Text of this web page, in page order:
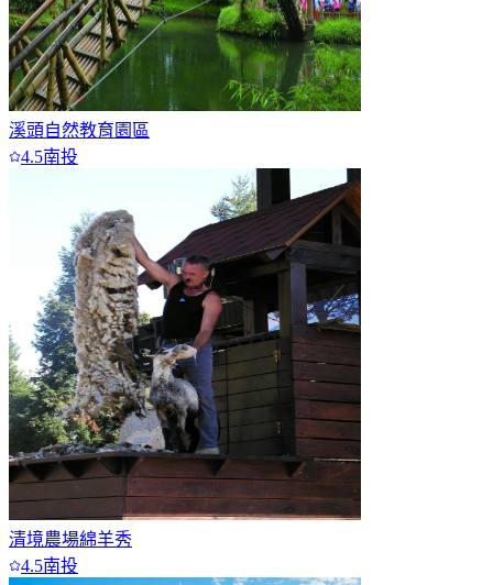
溪頭自然教育園區
4.5南投
清境農場綿羊秀
4.5南投